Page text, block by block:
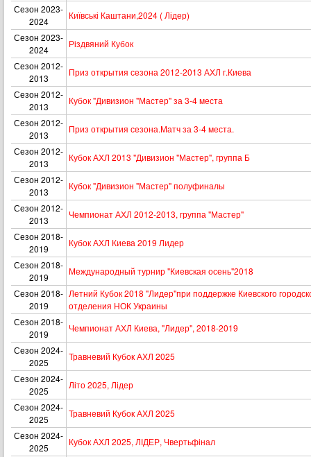
Сезон 2023-
2024
Київські Каштани,2024 ( Лідер)
Сезон 2023-
2024
Різдвяний Кубок
Сезон 2012-
2013
Приз открытия сезона 2012-2013 АХЛ г.Киева
Сезон 2012-
2013
Кубок "Дивизион "Мастер" за 3-4 места
Сезон 2012-
2013
Приз открытия сезона.Матч за 3-4 места.
Сезон 2012-
2013
Кубок АХЛ 2013 "Дивизион "Мастер", группа Б
Сезон 2012-
2013
Кубок "Дивизион "Мастер" полуфиналы
Сезон 2012-
2013
Чемпионат АХЛ 2012-2013, группа "Мастер"
Сезон 2018-
2019
Кубок АХЛ Киева 2019 Лидер
Сезон 2018-
2019
Международный турнир "Киевская осень"2018
Сезон 2018-
2019
Летний Кубок 2018 "Лидер"при поддержке Киевского
отделения НОК Украины
Сезон 2018-
2019
Чемпионат АХЛ Киева, "Лидер", 2018-2019
Сезон 2024-
2025
Травневий Кубок АХЛ 2025
Сезон 2024-
2025
Літо 2025, Лідер
Сезон 2024-
2025
Травневий Кубок АХЛ 2025
Сезон 2024-
2025
Кубок АХЛ 2025, ЛІДЕР, Чвертьфінал